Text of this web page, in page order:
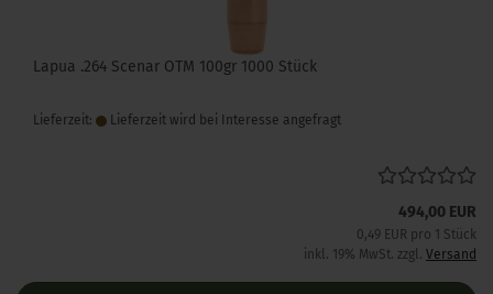
Lapua .264 Scenar OTM 100gr 1000 Stück
Lieferzeit: Lieferzeit wird bei Interesse angefragt
494,00 EUR
0,49 EUR pro 1 Stück
inkl. 19% MwSt. zzgl. Versand